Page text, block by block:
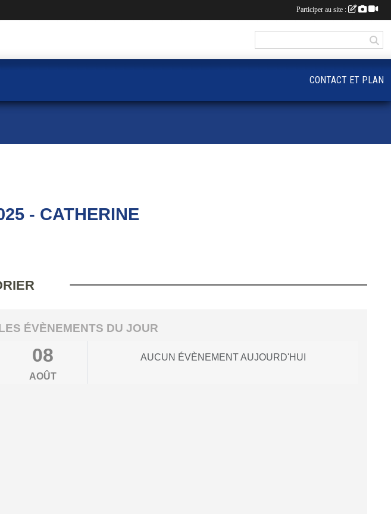
- CATHERINE
ÉVÈNEMENTS DU JOUR
08
AOÛT
AUCUN ÉVÈNEMENT AUJOURD'HUI
CONTACT ET PLAN
Participer au site :